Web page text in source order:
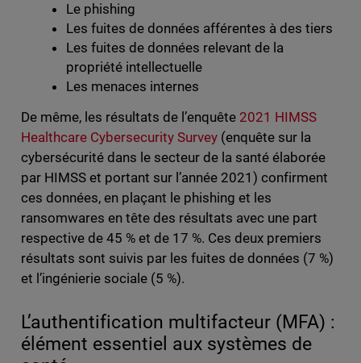
Le phishing
Les fuites de données afférentes à des tiers
Les fuites de données relevant de la
propriété intellectuelle
Les menaces internes
De même, les résultats de l’enquête 2021 HIMSS
Healthcare Cybersecurity Survey (enquête sur la
cybersécurité dans le secteur de la santé élaborée
par HIMSS et portant sur l’année 2021) confirment
ces données, en plaçant le phishing et les
ransomwares en tête des résultats avec une part
respective de 45 % et de 17 %. Ces deux premiers
résultats sont suivis par les fuites de données (7 %)
et l’ingénierie sociale (5 %).
L’authentification multifacteur (MFA) :
élément essentiel aux systèmes de